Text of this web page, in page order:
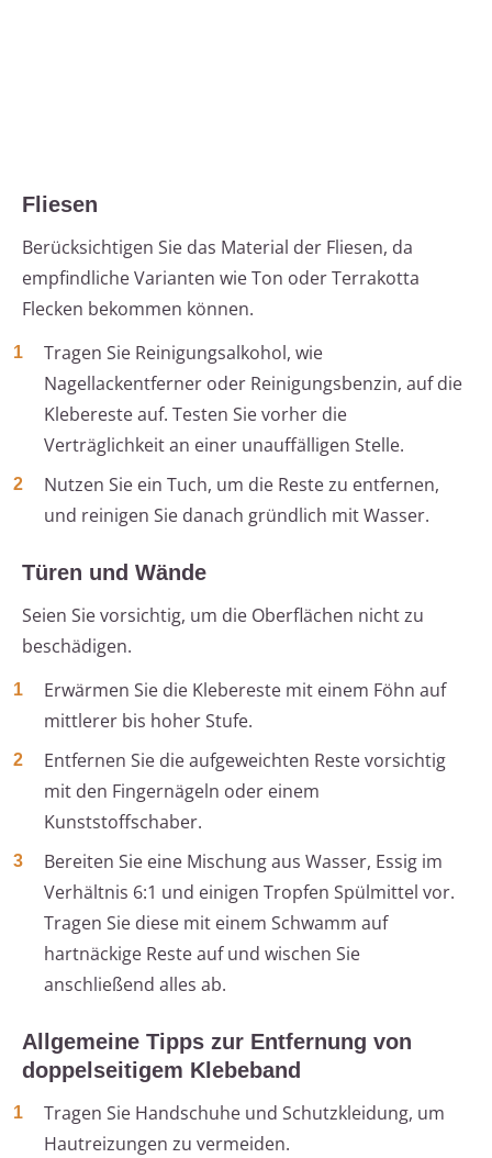
Fliesen
Berücksichtigen Sie das Material der Fliesen, da
empfindliche Varianten wie Ton oder Terrakotta
Flecken bekommen können.
Tragen Sie Reinigungsalkohol, wie
Nagellackentferner oder Reinigungsbenzin, auf die
Klebereste auf. Testen Sie vorher die
Verträglichkeit an einer unauffälligen Stelle.
Nutzen Sie ein Tuch, um die Reste zu entfernen,
und reinigen Sie danach gründlich mit Wasser.
Türen und Wände
Seien Sie vorsichtig, um die Oberflächen nicht zu
beschädigen.
Erwärmen Sie die Klebereste mit einem Föhn auf
mittlerer bis hoher Stufe.
Entfernen Sie die aufgeweichten Reste vorsichtig
mit den Fingernägeln oder einem
Kunststoffschaber.
Bereiten Sie eine Mischung aus Wasser, Essig im
Verhältnis 6:1 und einigen Tropfen Spülmittel vor.
Tragen Sie diese mit einem Schwamm auf
hartnäckige Reste auf und wischen Sie
anschließend alles ab.
Allgemeine Tipps zur Entfernung von
doppelseitigem Klebeband
Tragen Sie Handschuhe und Schutzkleidung, um
Hautreizungen zu vermeiden.